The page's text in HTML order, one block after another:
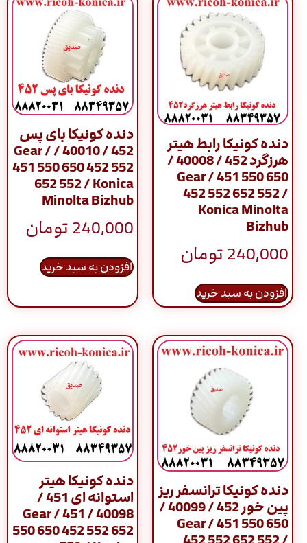
دنده کونیکا رابط هیتر
هرزگرد 452 / 40008 /
Gear / 451 550 650
452 552 652 552 /
Konica Minolta
Bizhub
240,000تومان
افزودن به سبد خرید
دنده کونیکا بای پس
452 / 40010 / Gear /
451 550 650 452 552
652 552 / Konica
Minolta Bizhub
240,000تومان
افزودن به سبد خرید
دنده کونیکا ترانسفر ریز
پین خور 452 / 40099 /
Gear / 451 550 650
دنده کونیکا هیتر
استوانه ای 451 /
40098 / Gear / 451
550 650 452 552 652